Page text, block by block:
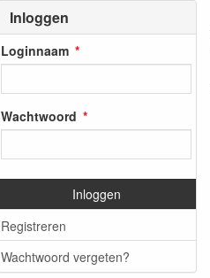
Inloggen
Loginnaam
Wachtwoord
Inloggen
Registreren
Wachtwoord vergeten?